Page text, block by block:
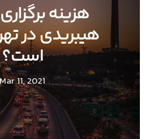
هزینه
هیبریدی در
است؟
Mar 11, 2021